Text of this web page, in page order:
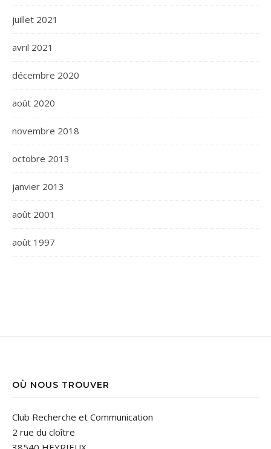
juillet 2021
avril 2021
décembre 2020
août 2020
novembre 2018
octobre 2013
janvier 2013
août 2001
août 1997
OÙ NOUS TROUVER
Club Recherche et Communication
2 rue du cloître